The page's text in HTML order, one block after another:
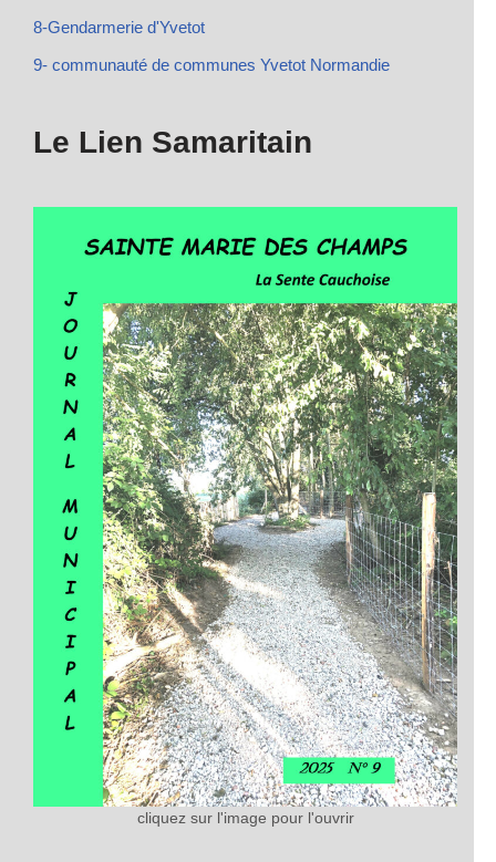
8-Gendarmerie d'Yvetot
9- communauté de communes Yvetot Normandie
Le Lien Samaritain
cliquez sur l'image pour l'ouvrir